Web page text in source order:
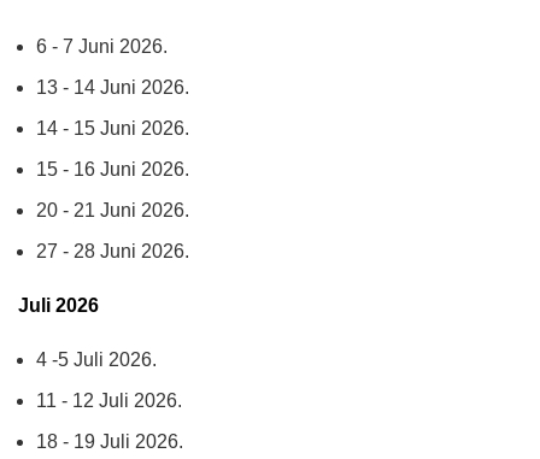
6 - 7 Juni 2026.
13 - 14 Juni 2026.
14 - 15 Juni 2026.
15 - 16 Juni 2026.
20 - 21 Juni 2026.
27 - 28 Juni 2026.
Juli 2026
4 -5 Juli 2026.
11 - 12 Juli 2026.
18 - 19 Juli 2026.